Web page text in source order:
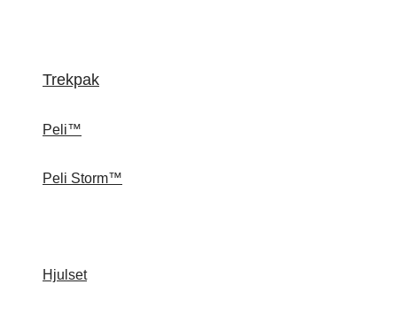
Trekpak
Peli™
Peli Storm™
Hjulset